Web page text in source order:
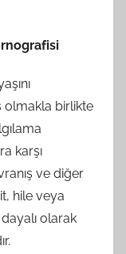
olmakla birlikte
karşı
ve diğer
hile veya
olarak